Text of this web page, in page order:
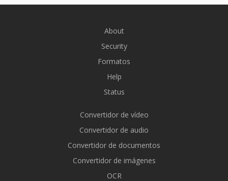
About
Security
Formatos
Help
Status
Convertidor de vídeo
Convertidor de audio
Convertidor de documentos
Convertidor de imágenes
OCR